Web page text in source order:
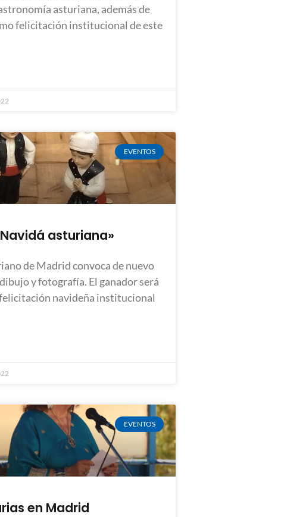
asturiana, además de
felicitación institucional de este
EVENTOS
asturiana»
de Madrid convoca de nuevo
y fotografía. El ganador será
navideña institucional
EVENTOS
en Madrid